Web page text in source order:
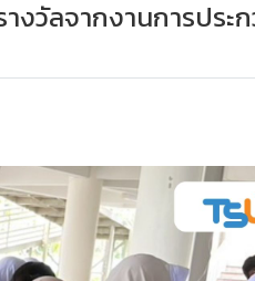
วัลจากงานการประ